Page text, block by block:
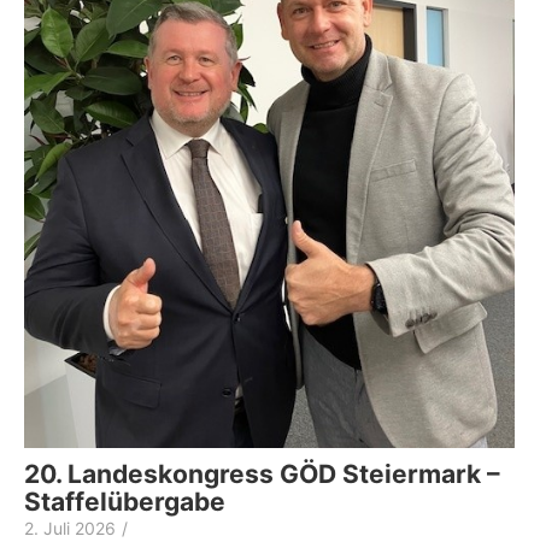
20. Landeskongress GÖD Steiermark –
Staffelübergabe
2. Juli 2026 /